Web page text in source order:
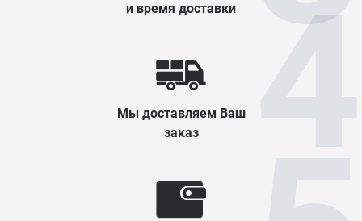
и время доставки
Мы доставляем Ваш
заказ